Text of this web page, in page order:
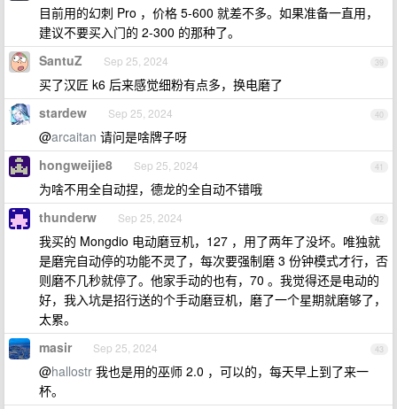
目前用的幻刺 Pro ，价格 5-600 就差不多。如果准备一直用，
建议不要买入门的 2-300 的那种了。
39
SantuZ Sep 25, 2024
买了汉匠 k6 后来感觉细粉有点多，换电磨了
40
stardew Sep 25, 2024
@arcaitan 请问是啥牌子呀
41
hongweijie8 Sep 25, 2024
为啥不用全自动捏，德龙的全自动不错哦
42
thunderw Sep 25, 2024
我买的 Mongdio 电动磨豆机，127 ，用了两年了没坏。唯独就
是磨完自动停的功能不灵了，每次要强制磨 3 份钟模式才行，否
则磨不几秒就停了。他家手动的也有，70 。我觉得还是电动的
好，我入坑是招行送的个手动磨豆机，磨了一个星期就磨够了，
太累。
43
masir Sep 25, 2024
@hallostr 我也是用的巫师 2.0 ，可以的，每天早上到了来一
杯。